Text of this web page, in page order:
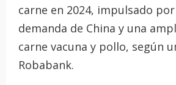
carne en 2024, impulsado
demanda de China y una
carne vacuna y pollo, según
Robabank.